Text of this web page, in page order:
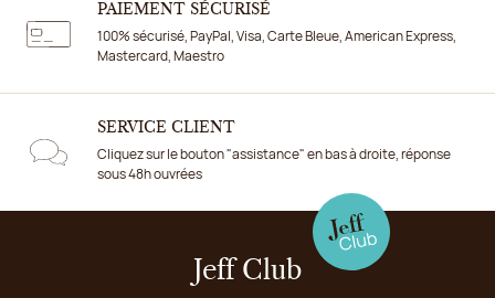
PAIEMENT SÉCURISÉ
100% sécurisé, PayPal, Visa, Carte Bleue, American Express,
Mastercard, Maestro
SERVICE CLIENT
Cliquez sur le bouton "assistance" en bas à droite, réponse
sous 48h ouvrées
Jeff Club